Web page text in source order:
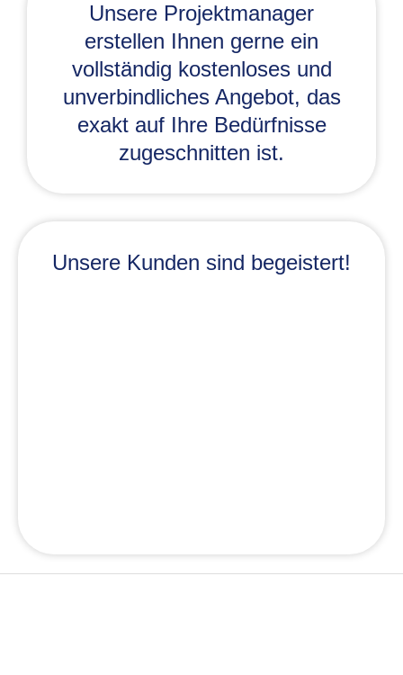
Unsere Projektmanager
erstellen Ihnen gerne ein
vollständig kostenloses und
unverbindliches Angebot, das
exakt auf Ihre Bedürfnisse
zugeschnitten ist.
Unsere Kunden sind begeistert!